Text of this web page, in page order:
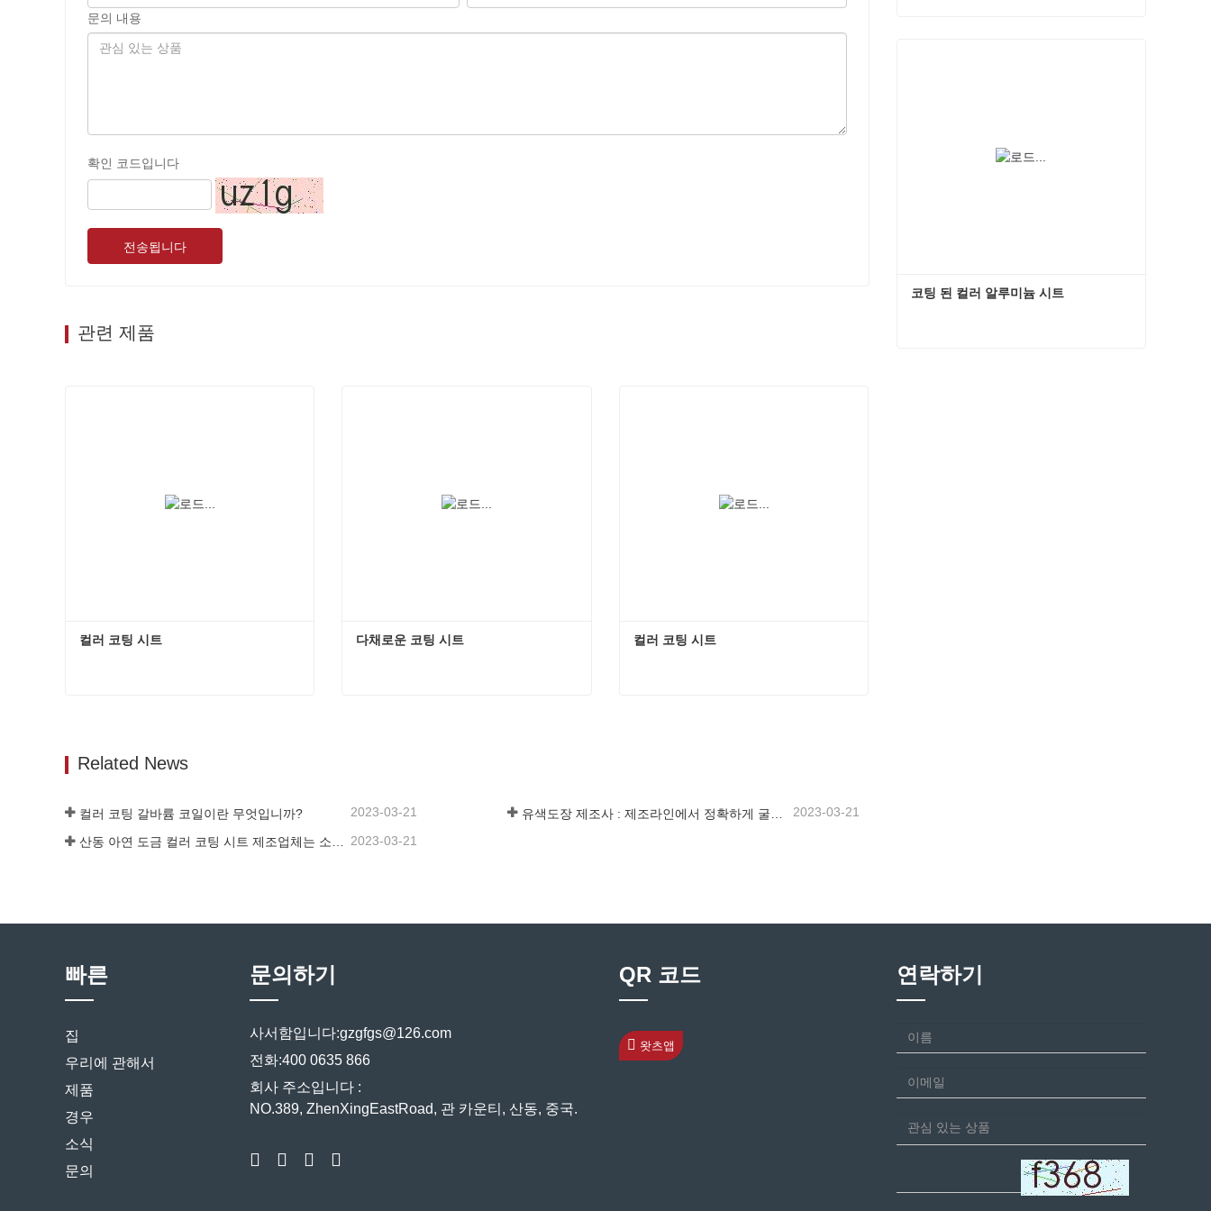
문의 내용
확인 코드입니다
전송됩니다
관련 제품
컬러 코팅 시트 다채로운 코팅 시트 컬러 코팅 시트
Related News
컬러 코팅 갈바륨 코일이란 무엇입니까? 2023-03-21 2023-03-21
2023-03-21
코팅 된 컬러 알루미늄 시트
빠른
집
우리에 관해서
제품
경우
소식
문의
문의하기
사서함입니다:gzgfgs@126.com
전화:400 0635 866
회사 주소입니다 :
NO.389, ZhenXingEastRoad, 관 카운티, 산동, 중국.
QR 코드
왓츠앱
연락하기